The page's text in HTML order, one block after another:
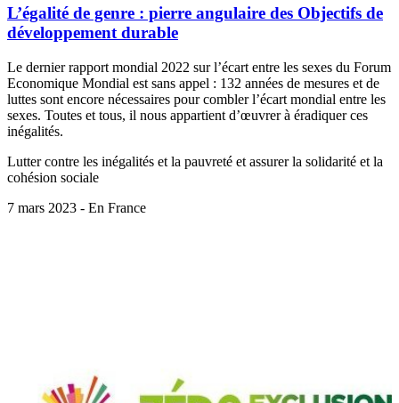
L’égalité de genre : pierre angulaire des Objectifs de
développement durable
Le dernier rapport mondial 2022 sur l’écart entre les sexes du Forum
Economique Mondial est sans appel : 132 années de mesures et de
luttes sont encore nécessaires pour combler l’écart mondial entre les
sexes. Toutes et tous, il nous appartient d’œuvrer à éradiquer ces
inégalités.
Lutter contre les inégalités et la pauvreté et assurer la solidarité et la
cohésion sociale
7 mars 2023 - En France